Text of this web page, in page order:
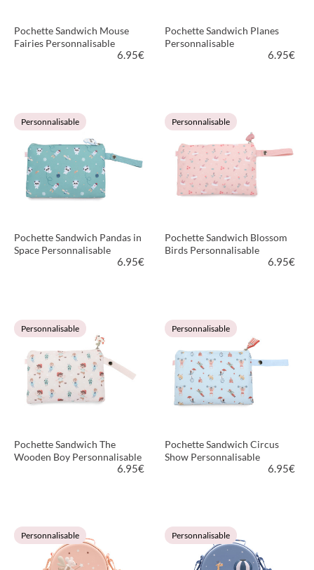
Pochette Sandwich Mouse
Fairies Personnalisable
6.95€
VOIR LE PRODUIT
Pochette Sandwich Planes
Personnalisable
6.95€
VOIR LE PRODUIT
Personnalisable
Pochette Sandwich Pandas in
Space Personnalisable
6.95€
VOIR LE PRODUIT
Personnalisable
Pochette Sandwich Blossom
Birds Personnalisable
6.95€
VOIR LE PRODUIT
Personnalisable
Pochette Sandwich The
Wooden Boy Personnalisable
6.95€
VOIR LE PRODUIT
Personnalisable
Pochette Sandwich Circus
Show Personnalisable
6.95€
VOIR LE PRODUIT
Personnalisable Personnalisable